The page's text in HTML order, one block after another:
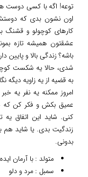
توعه! اگه با کسی دوست
اون نشون بدی که
کارهای کوچولو و قشنگ
عشقتون همیشه تازه
باشه؟ زندگی بالا و
شدی، حالا یه شکست
به قضیه از یه زاویه
امروز ممکنه یه نفر یه
عمیق بکش و فکر کن که
کنی. شاید این اتفاق یه
زندگیت بدی. یا شاید هم
بدونی.
متولد : با آرمان
سمبل : مرد و دلو